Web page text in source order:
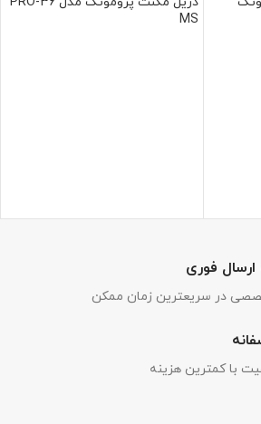
MS
فوری
در سریعترین زمان ممکن
با کمترین هزینه